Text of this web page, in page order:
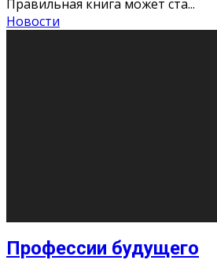
Правильная книга может ста...
Новости
Как бороться со